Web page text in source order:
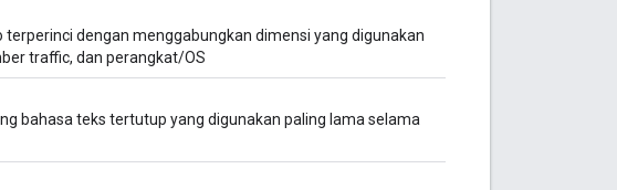
dengan menggabungkan dimensi yang digunakan
traffic, dan perangkat/OS
bahasa teks tertutup yang digunakan paling lama selama